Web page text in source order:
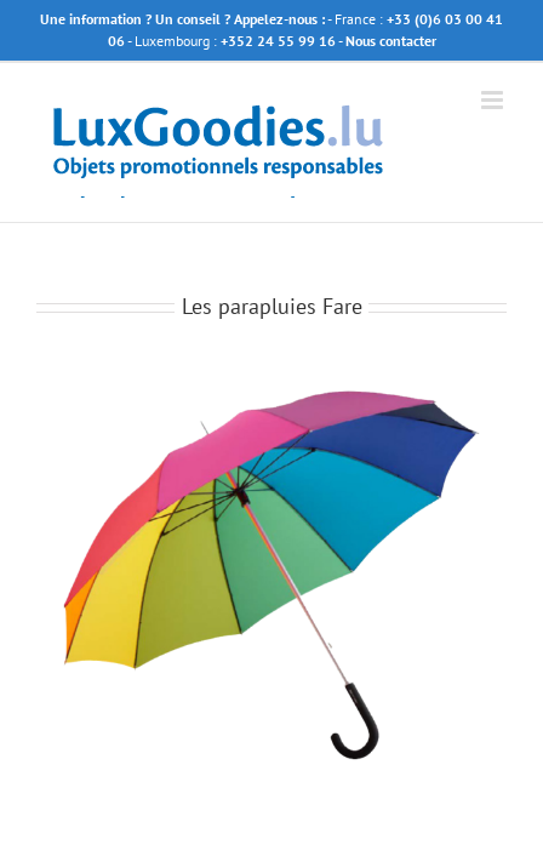
Passer
contenu
Une information ? Un conseil ? Appelez-nous :- France : +33 (0)6 03 00 41
06- Luxembourg : +352 24 55 99 16- Nous contacter
Les parapluies Fare